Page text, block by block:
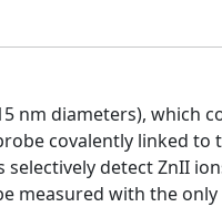
nm diameters), which
covalently linked
selectively detect ZnII
measured with the